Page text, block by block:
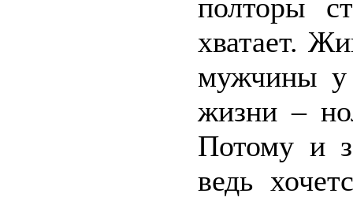
полторы
хватает.
мужчины у
жизни –
Потому и
ведь